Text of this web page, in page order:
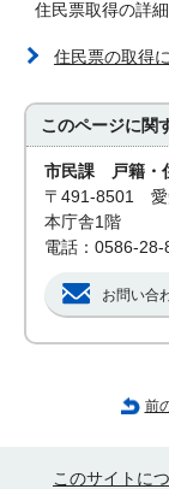
住民票取得の詳細
住民票の取得
このページに関
市民課 戸籍・
〒491-8501 愛
本庁舎1階
電話：0586-28-
お問い合
前
このサイトに